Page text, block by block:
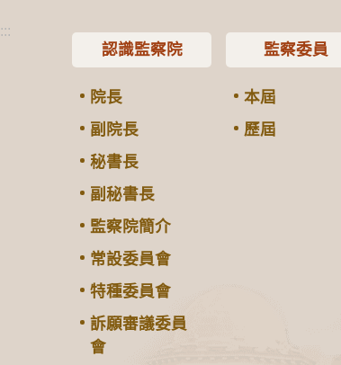
:::
認識監察院
院長
副院長
秘書長
副秘書長
監察院簡介
常設委員會
特種委員會
訴願審議委員
會
監察委員
本屆
歷屆